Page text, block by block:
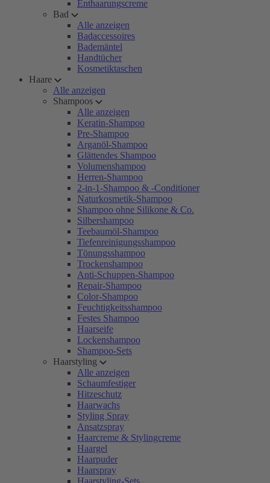
Enthaarungscreme
Bad
Alle anzeigen
Badaccessoires
Bademäntel
Handtücher
Kosmetiktaschen
Haare
Alle anzeigen
Shampoos
Alle anzeigen
Keratin-Shampoo
Pre-Shampoo
Arganöl-Shampoo
Glättendes Shampoo
Volumenshampoo
Herren-Shampoo
2-in-1-Shampoo & -Conditioner
Naturkosmetik-Shampoo
Shampoo ohne Silikone & Co.
Silbershampoo
Teebaumöl-Shampoo
Tiefenreinigungsshampoo
Tönungsshampoo
Trockenshampoo
Anti-Schuppen-Shampoo
Repair-Shampoo
Color-Shampoo
Feuchtigkeitsshampoo
Festes Shampoo
Haarseife
Lockenshampoo
Shampoo-Sets
Haarstyling
Alle anzeigen
Schaumfestiger
Hitzeschutz
Haarwachs
Styling Spray
Ansatzspray
Haarcreme & Stylingcreme
Haargel
Haarpuder
Haarspray
Haarstyling-Sets